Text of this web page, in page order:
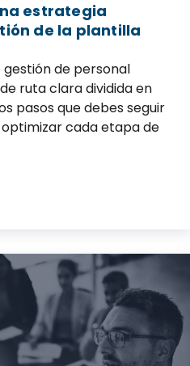
estrategia
de la plantilla
de personal
ruta clara dividida en
pasos que debes seguir
cada etapa de